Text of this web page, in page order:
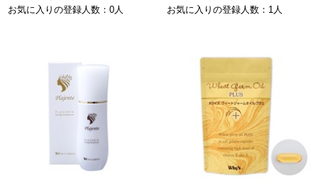
お気に入りの登録人数：0人
お気に入りの登録人数：1人